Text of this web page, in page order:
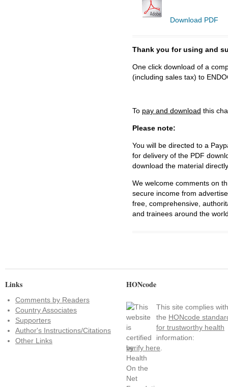
Download PDF
Thank you for using and
One click download of a
(including sales tax) to
To pay and download this
Please note:
You will be directed to a
for delivery of the PDF
download the material
We welcome comments on
secure income from
free, comprehensive,
and trainees around the
Links
Comments by Readers
Country Associates
Supporters
Author's Instructions/Citations
Other Links
HONcode
This site complies with
the HONcode
for trustworthy health
information:
verify here